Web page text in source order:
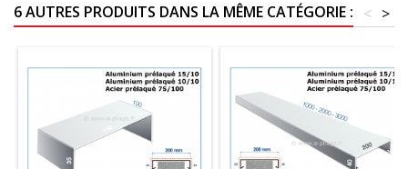
6 AUTRES PRODUITS DANS LA MÊME CATÉGORIE : >
<